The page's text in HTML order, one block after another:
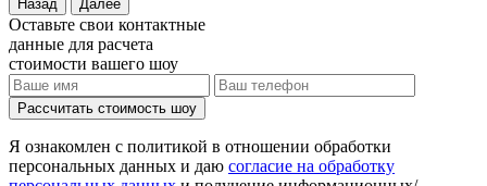
Назад Далее
Оставьте свои контактные
данные для расчета
стоимости вашего шоу
Рассчитать стоимость шоу
Я ознакомлен с политикой в отношении обработки
персональных данных и даю согласие на обработку